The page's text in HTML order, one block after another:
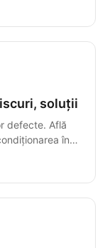
soluții
defecte. Află
în